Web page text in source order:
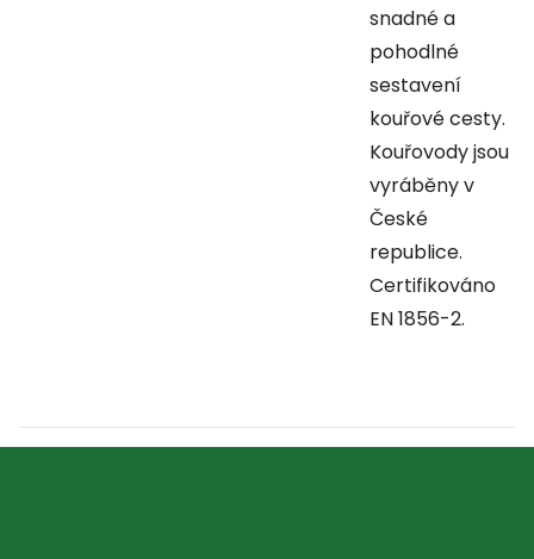
snadné a
pohodlné
sestavení
kouřové cesty.
Kouřovody jsou
vyráběny v
České
republice.
Certifikováno
EN 1856-2.